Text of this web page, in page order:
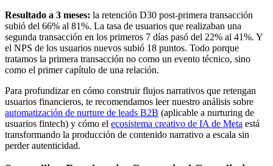
Resultado a 3 meses: la retención D30 post-primera transacción
subió del 66% al 81%. La tasa de usuarios que realizaban una
segunda transacción en los primeros 7 días pasó del 22% al 41%. Y
el NPS de los usuarios nuevos subió 18 puntos. Todo porque
tratamos la primera transacción no como un evento técnico, sino
como el primer capítulo de una relación.
Para profundizar en cómo construir flujos narrativos que retengan
usuarios financieros, te recomendamos leer nuestro análisis sobre
automatización de nurture de leads B2B (aplicable a nurturing de
usuarios fintech) y cómo el ecosistema creativo de IA de Meta está
transformando la producción de contenido narrativo a escala sin
perder autenticidad.